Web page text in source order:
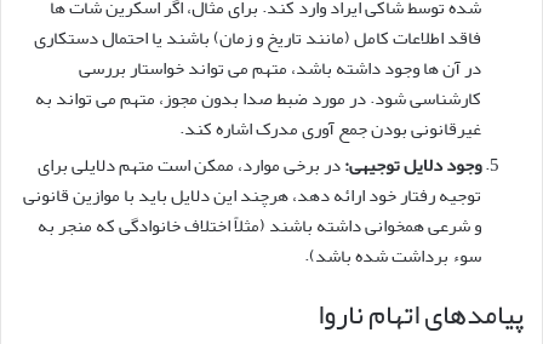
شده توسط شاکی ایراد وارد کند. برای مثال، اگر اسکرین شات ها
فاقد اطلاعات کامل (مانند تاریخ و زمان) باشند یا احتمال دستکاری
در آن ها وجود داشته باشد، متهم می تواند خواستار بررسی
کارشناسی شود. در مورد ضبط صدا بدون مجوز، متهم می تواند به
غیرقانونی بودن جمع آوری مدرک اشاره کند.
وجود دلایل توجیهی:در برخی موارد، ممکن است متهم دلایلی برای
توجیه رفتار خود ارائه دهد، هرچند این دلایل باید با موازین قانونی
و شرعی همخوانی داشته باشند (مثلاً اختلاف خانوادگی که منجر به
سوء برداشت شده باشد).
پیامدهای اتهام ناروا